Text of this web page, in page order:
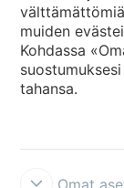
Valitse maa
muiden
Kohdassa
tahansa.
Omat